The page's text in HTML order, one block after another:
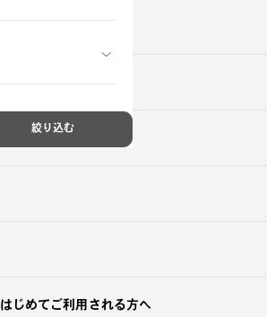
絞り込む
はじめてご利用される方へ